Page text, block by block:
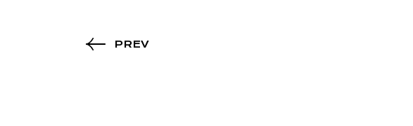
PREV